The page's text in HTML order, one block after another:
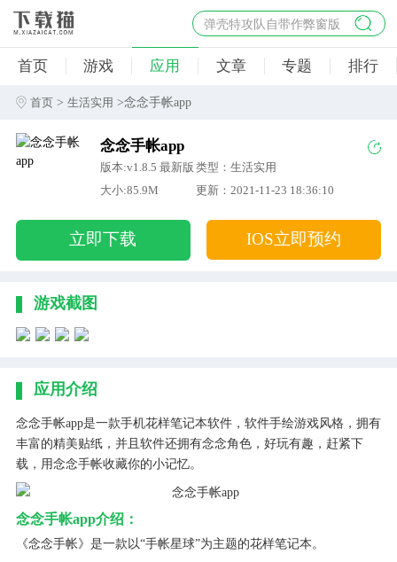
弹壳特攻队自带作弊窗版
杀手47行动
地狱幸存者破解版
首页 游戏 应用 文章 专题 排行
首页 >生活实用 >念念手帐app
念念手帐app
版本:v1.8.5 最新版 类型：生活实用
大小:85.9M
更新：2021-11-23 18:36:10
立即下载 IOS立即预约
游戏截图
应用介绍
念念手帐app是一款手机花样笔记本软件，软件手绘游戏风格，拥有
丰富的精美贴纸，并且软件还拥有念念角色，好玩有趣，赶紧下
载，用念念手帐收藏你的小记忆。
念念手帐app介绍：
《念念手帐》是一款以“手帐星球”为主题的花样笔记本。